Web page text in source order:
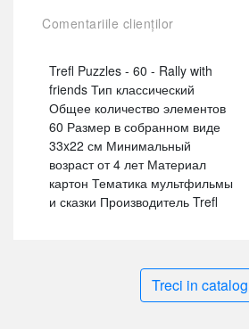
Comentariile clienților
Trefl Puzzles - 60 - Rally with
friends Тип классический
Общее количество элементов
60 Размер в собранном виде
33x22 см Минимальный
возраст от 4 лет Материал
картон Тематика мультфильмы
и сказки Производитель Trefl
Treci in catalog